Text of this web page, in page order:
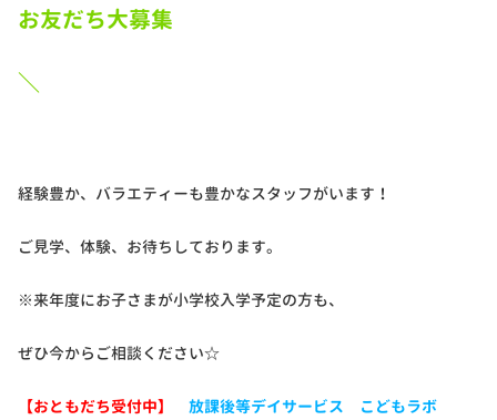
お友だち大募集
＼
経験豊か、バラエティーも豊かなスタッフがいます！
ご見学、体験、お待ちしております。
※来年度にお子さまが小学校入学予定の方も、
ぜひ今からご相談ください☆
【おともだち受付中】 放課後等デイサービス こどもラボ